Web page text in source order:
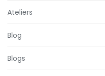
Ateliers
Blog
Blogs